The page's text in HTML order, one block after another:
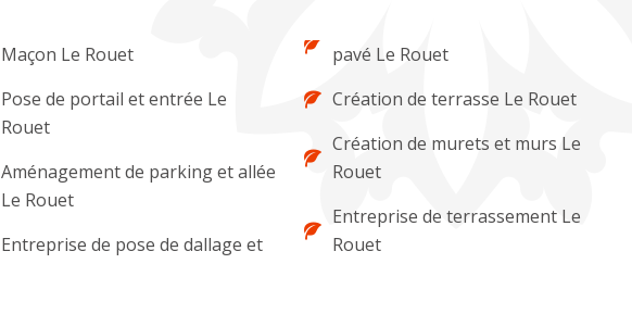
Maçon Le Rouet
Pose de portail et entrée Le
Rouet
Aménagement de parking et allée
Le Rouet
Entreprise de pose de dallage et
pavé Le Rouet
Création de terrasse Le Rouet
Création de murets et murs Le
Rouet
Entreprise de terrassement Le
Rouet